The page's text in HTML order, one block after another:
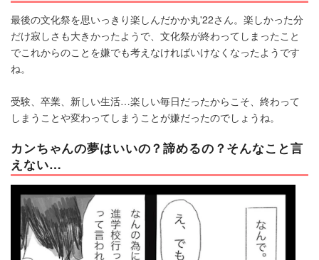
最後の文化祭を思いっきり楽しんだかか丸'22さん。楽しかった分
だけ寂しさも大きかったようで、文化祭が終わってしまったこと
でこれからのことを嫌でも考えなければいけなくなったようです
ね。
受験、卒業、新しい生活…楽しい毎日だったからこそ、終わって
しまうことや変わってしまうことが嫌だったのでしょうね。
カンちゃんの夢はいいの？諦めるの？そんなこと言
えない…